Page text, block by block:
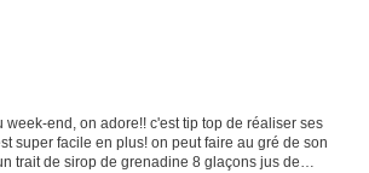
week-end, on adore!! c'est tip top de réaliser ses
super facile en plus! on peut faire au gré de son
trait de sirop de grenadine 8 glaçons jus de